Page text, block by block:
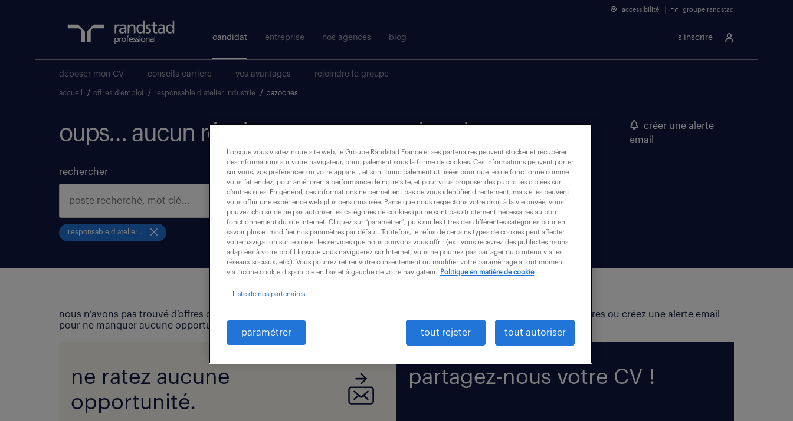
s'inscrire
accessibilité groupe randstad
candidat entreprise nos agences blog
déposer mon CV conseils carriere vos avantages rejoindre le groupe
accueil / offres d'emploi / responsable d atelier industrie / bazoches
oups… aucun résultat pour votre recherche.
créer une alerte
email
rechercher
responsable d atelier industrie
où ?
bazoches (les)
nous n’avons pas trouvé d’offres d’emploi qui correspondent exactement à vos critères de recherche. Modifiez vos critères ou créez une alerte email
pour ne manquer aucune opportunité !
ne ratez aucune
opportunité.
partagez-nous votre CV !
Lorsque vous visitez notre site web, le Groupe Randstad France et ses partenaires peuvent stocker et récupérer
des informations sur votre navigateur, principalement sous la forme de cookies. Ces informations peuvent porter
sur vous, vos préférences ou votre appareil, et sont principalement utilisées pour que le site fonctionne comme
vous l’attendez, pour améliorer la performance de notre site, et pour vous proposer des publicités ciblées sur
d’autres sites. En général, ces informations ne permettent pas de vous identifier directement, mais elles peuvent
vous offrir une expérience web plus personnalisée. Parce que nous respectons votre droit à la vie privée, vous
pouvez choisir de ne pas autoriser les catégories de cookies qui ne sont pas strictement nécessaires au bon
fonctionnement du site Internet. Cliquez sur “paramétrer”, puis sur les titres des différentes catégories pour en
savoir plus et modifier nos paramètres par défaut. Toutefois, le refus de certains types de cookies peut affecter
votre navigation sur le site et les services que nous pouvons vous offrir (ex : vous recevrez des publicités moins
adaptées à votre profil lorsque vous naviguerez sur Internet, vous ne pourrez pas partager du contenu via les
réseaux sociaux, etc.). Vous pourrez retirer votre consentement ou modifier votre paramétrage à tout moment
via l’icône cookie disponible en bas et à gauche de votre navigateur.
Politique en matière de cookie
Liste de nos partenaires
paramétrer tout rejeter tout autoriser